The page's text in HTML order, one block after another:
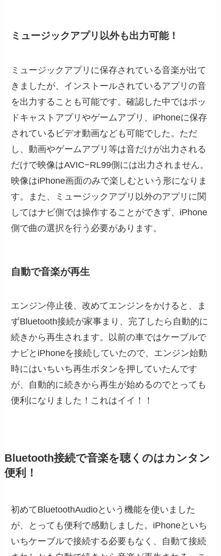
ミュージックアプリ以外も出力可能！
ミュージックアプリに保存されている音楽が出て
きましたが、インストールされているアプリの音
を出力することも可能です。確認した中ではポッ
ドキャストアプリやゲームアプリ、iPhoneに保存
されているビデオ動画なども可能でした。ただ
し、動画やゲームアプリ等は音だけが出力される
だけで映像はAVIC−RL99側には出力されません。
映像はiPhone画面のみで楽しむという形になりま
す。また、ミュージックアプリ以外のアプリに関
してはナビ側では操作することができず、iPhone
側で曲の選択を行う必要があります。
自動で音楽が再生
エンジン停止後、改めてエンジンをかけると、ま
ずBluetooth接続が家事まり、完了したら自動的に
続きから再生されます。以前の車ではケーブルで
ナビとiPhoneを接続していたので、エンジン始動
時にはいちいち再生ボタンを押していたんです
が、自動的に続きから再生が始めるのでとっても
便利になりました！これはイイ！！
Bluetooth接続で音楽を聴くのはカンタン
便利！
初めてBluetoothAudioという機能を使いました
が、とっても便利で感動しました。iPhoneといち
いちケーブルで接続する必要もなく、自動て接続